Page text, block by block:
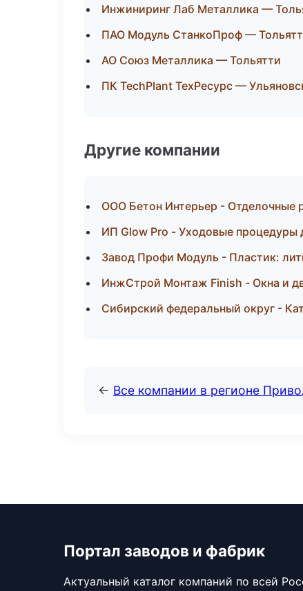
Инжиниринг Лаб Металлика —
ПАО Модуль СтанкоПроф —
АО Союз Металлика — Тольятти
ПК TechPlant ТехРесурс —
Другие компании
ООО Бетон Интерьер - Отделочные
ИП Glow Pro - Уходовые процедуры
Завод Профи Модуль - Пластик:
ИнжСтрой Монтаж Finish - Окна и
Сибирский федеральный округ -
← Все компании в регионе
Портал заводов и фабрик
Актуальный каталог компаний по всей